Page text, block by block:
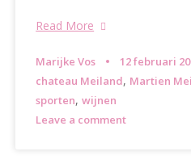
Read More
Marijke Vos
12 februari
chateau Meiland, Martien
sporten,wijnen
Leave a comment